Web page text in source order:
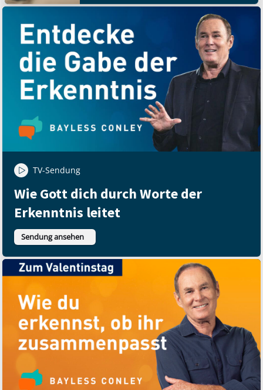
TV-Sendung
Wie Gott dich durch Worte der
Erkenntnis leitet
Sendung ansehen